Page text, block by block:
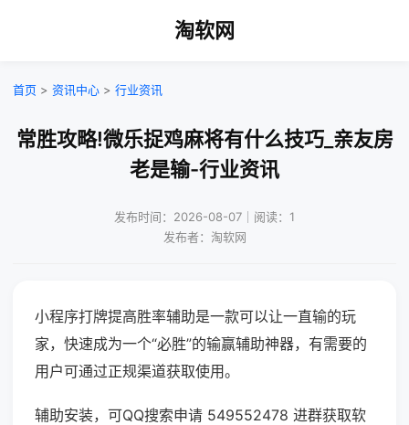
淘软网
首页 > 资讯中心 > 行业资讯
常胜攻略!微乐捉鸡麻将有什么技巧_亲友房
老是输-行业资讯
发布时间：2026-08-07｜阅读：1
发布者：淘软网
小程序打牌提高胜率辅助是一款可以让一直输的玩
家，快速成为一个“必胜”的输赢辅助神器，有需要的
用户可通过正规渠道获取使用。
辅助安装，可QQ搜索申请 549552478 进群获取软